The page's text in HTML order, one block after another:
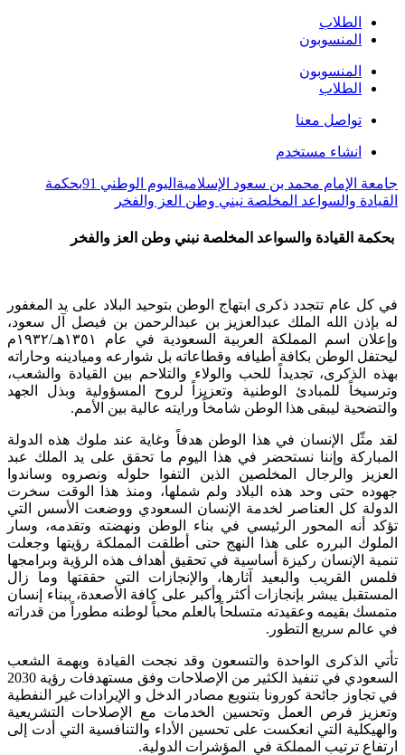
الطلاب
المنسوبون
المنسوبون
الطلاب
تواصل معنا
انشاء مستخدم
جامعة الإمام محمد بن سعود الإسلامية اليوم الوطني 91
بحكمة
القيادة والسواعد المخلصة نبني وطن العز والفخر
بحكمة القيادة والسواعد المخلصة نبني وطن العز والفخر
في كل عام تتجدد ذكرى ابتهاج الوطن بتوحيد البلاد على يد المغفور
له بإذن الله الملك عبدالعزيز بن عبدالرحمن بن فيصل آل سعود،
وإعلان اسم المملكة العربية السعودية في عام ١٣٥١هـ/١٩٣٢م
ليحتفل الوطن بكافة أطيافه وقطاعاته بل شوارعه وميادينه وحاراته
بهذه الذكرى، تجديداً للحب والولاء والتلاحم بين القيادة والشعب،
وترسيخاً للمبادئ الوطنية وتعزيزاً لروح المسؤولية وبذل الجهد
والتضحية ليبقى هذا الوطن شامخاً ورايته عالية بين الأمم.
لقد مثّل الإنسان في هذا الوطن هدفاً وغاية عند ملوك هذه الدولة
المباركة وإننا نستحضر في هذا اليوم ما تحقق على يد الملك عبد
العزيز والرجال المخلصين الذين التفوا حلوله ونصروه وساندوا
جهوده حتى وحد هذه البلاد ولم شملها، ومنذ هذا الوقت سخرت
الدولة كل العناصر لخدمة الإنسان السعودي ووضعت الأسس التي
تؤكد أنه المحور الرئيسي في بناء الوطن ونهضته وتقدمه، وسار
الملوك البرره على هذا النهج حتى أطلقت المملكة رؤيتها وجعلت
تنمية الإنسان ركيزة أساسية في تحقيق أهداف هذه الرؤية وبرامجها
فلمس القريب والبعيد آثارها، والإنجازات التي حققتها وما زال
المستقبل يبشر بإنجازات أكثر وأكبر على كافة الأصعدة، ببناء إنسان
متمسك بقيمه وعقيدته متسلحاً بالعلم محباً لوطنه مطوراً من قدراته
في عالم سريع التطور.
تأتي الذكرى الواحدة والتسعون وقد نجحت القيادة وبهمة الشعب
السعودي في تنفيذ الكثير من الإصلاحات وفق مستهدفات رؤية 2030
في تجاوز جائحة كورونا بتنويع مصادر الدخل و الإيرادات غير النفطية
وتعزيز فرص العمل وتحسين الخدمات مع الإصلاحات التشريعية
والهيكلية التي انعكست على تحسين الأداء والتنافسية التي أدت إلى
ارتفاع ترتيب المملكة في المؤشرات الدولية.